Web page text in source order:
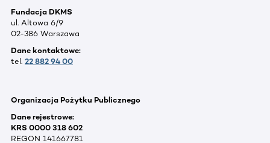
Fundacja DKMS
ul. Altowa 6/9
02-386 Warszawa
Dane kontaktowe:
tel. 22 882 94 00
Organizacja Pożytku Publicznego
Dane rejestrowe:
KRS 0000 318 602
REGON 141667781